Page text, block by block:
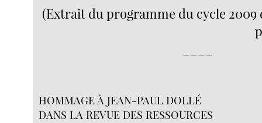
(Extrait du programme du cycle 2009
HOMMAGE À JEAN-PAUL DOLLÉ
DANS LA REVUE DES RESSOURCES